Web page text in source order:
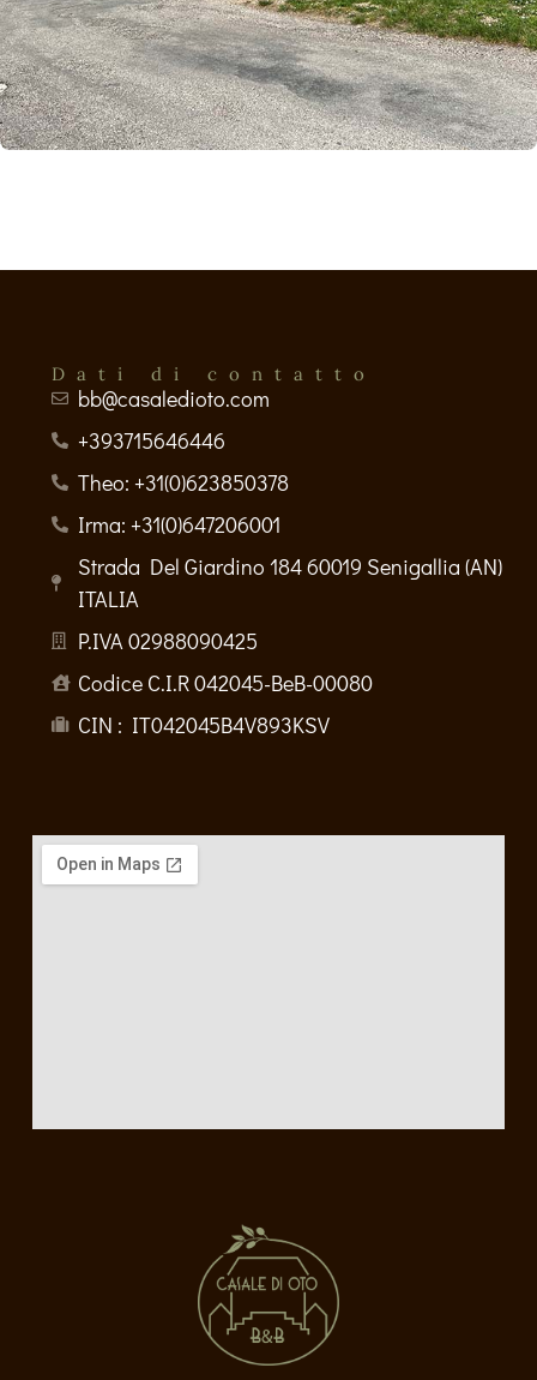
Dati di contatto
bb@casaledioto.com
+393715646446
Theo: +31(0)623850378
Irma: +31(0)647206001
Strada Del Giardino 184 60019 Senigallia (AN)
ITALIA
P.IVA 02988090425
Codice C.I.R 042045-BeB-00080
CIN : IT042045B4V893KSV